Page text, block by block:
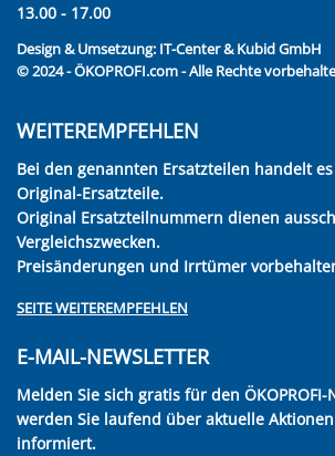
13.00 - 17.00
Design & Umsetzung: IT-Center & Kubid GmbH
© 2024 - ÖKOPROFI.com - Alle Rechte
WEITEREMPFEHLEN
Bei den genannten Ersatzteilen handelt
Original-Ersatzteile.
Original Ersatzteilnummern dienen
Vergleichszwecken.
Preisänderungen und Irrtümer
SEITE WEITEREMPFEHLEN
E-MAIL-NEWSLETTER
Melden Sie sich gratis für den
werden Sie laufend über aktuelle
informiert.